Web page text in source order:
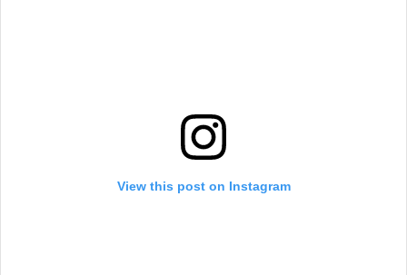
View this post on Instagram